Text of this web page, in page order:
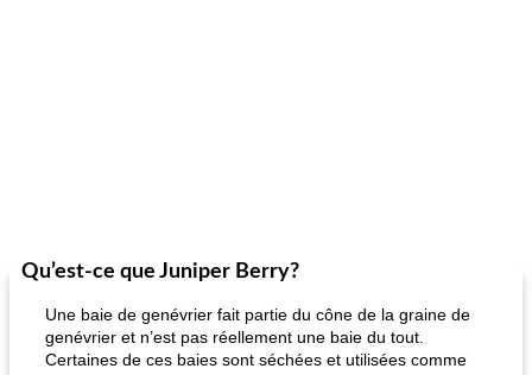
Qu’est-ce que Juniper Berry?
Une baie de genévrier fait partie du cône de la graine de
genévrier et n’est pas réellement une baie du tout.
Certaines de ces baies sont séchées et utilisées comme